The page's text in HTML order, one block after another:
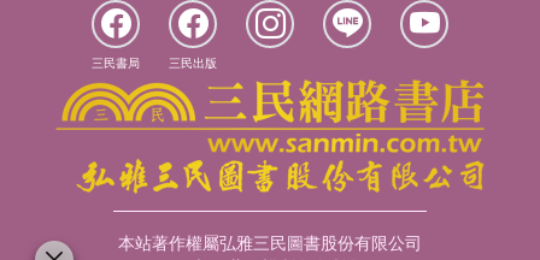
三民書局 三民出版
本站著作權屬弘雅三民圖書股份有限公司